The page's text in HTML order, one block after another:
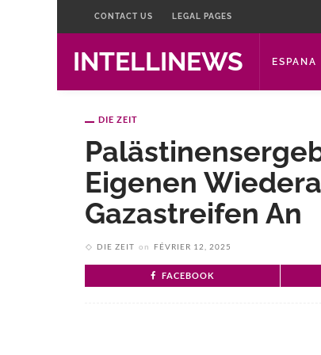
CONTACT US LEGAL PAGES
INTELLINEWS ESPANA
DIE ZEIT
Eigenen
Gazastreifen An
DIE ZEIT on FÉVRIER 12, 2025
FACEBOOK